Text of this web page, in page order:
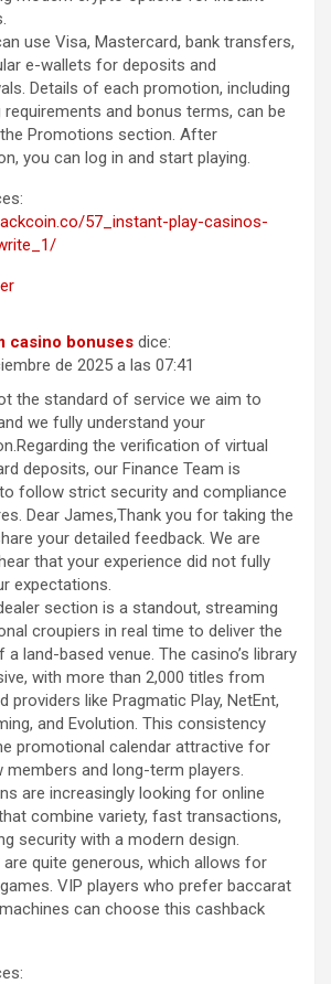
use Visa, Mastercard, bank transfers,
e-wallets for deposits and
Details of each promotion, including
requirements and bonus terms, can be
Promotions section. After
you can log in and start playing.
57_instant-play-casinos-
casino bonuses dice:
de 2025 a las 07:41
the standard of service we aim to
we fully understand your
the verification of virtual
deposits, our Finance Team is
follow strict security and compliance
Dear James,Thank you for taking the
your detailed feedback. We are
that your experience did not fully
expectations.
section is a standout, streaming
croupiers in real time to deliver the
a land-based venue. The casino’s library
with more than 2,000 titles from
providers like Pragmatic Play, NetEnt,
and Evolution. This consistency
promotional calendar attractive for
members and long-term players.
are increasingly looking for online
combine variety, fast transactions,
security with a modern design.
are quite generous, which allows for
VIP players who prefer baccarat
can choose this cashback